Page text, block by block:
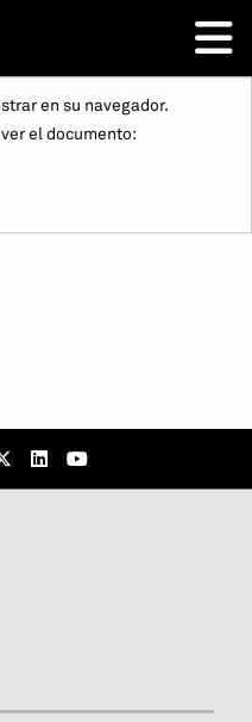
en su navegador.
el documento: